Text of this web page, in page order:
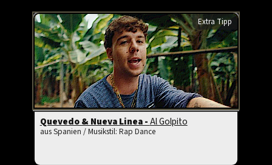
Extra Tipp
Quevedo & Nueva Linea -Al Golpito
aus Spanien / Musikstil: Rap Dance